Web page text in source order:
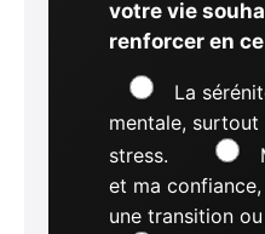
votre vie
renforcer en
La
mentale,
stress.
et ma
une transition